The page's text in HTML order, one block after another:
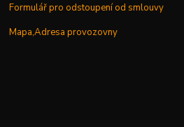
Formulář pro odstoupení od smlouvy
Mapa,Adresa provozovny